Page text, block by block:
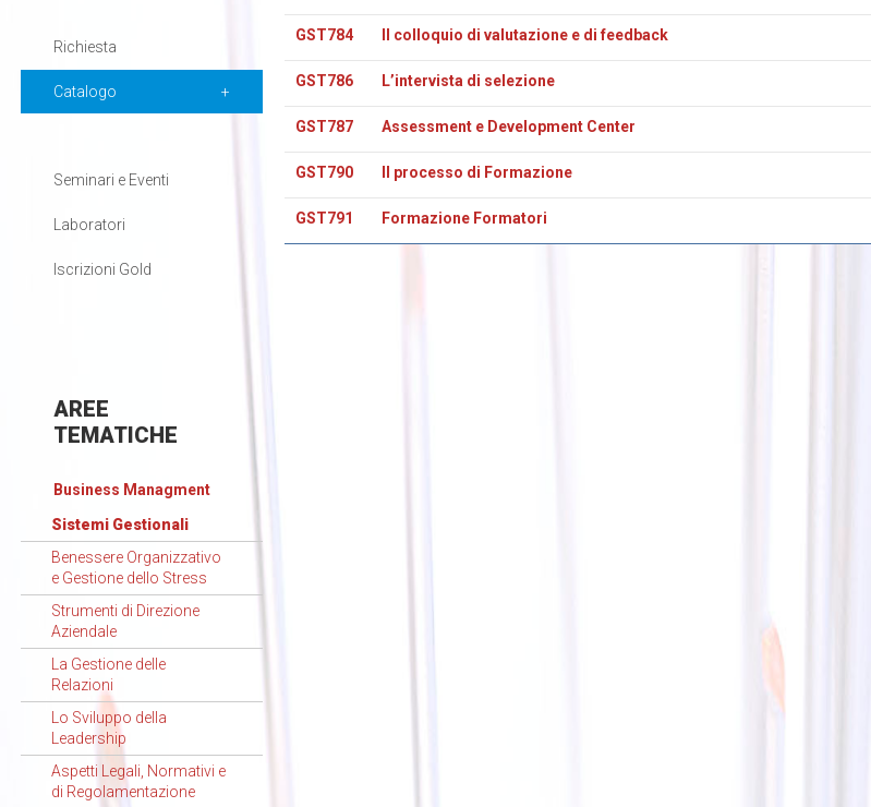
GST784 Il colloquio di valutazione e di feedback
GST786 L’intervista di selezione
GST787 Assessment e Development Center
GST790 Il processo di Formazione
GST791 Formazione Formatori
Richiesta
Catalogo
Seminari e Eventi
Laboratori
Iscrizioni Gold
AREE
TEMATICHE
Business Managment
Sistemi Gestionali
Benessere Organizzativo
e Gestione dello Stress
Strumenti di Direzione
Aziendale
La Gestione delle
Relazioni
Lo Sviluppo della
Leadership
Aspetti Legali, Normativi e
di Regolamentazione